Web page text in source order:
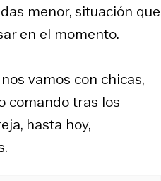
menor, situación que
en el momento.
vamos con chicas,
comando tras los
hasta hoy,